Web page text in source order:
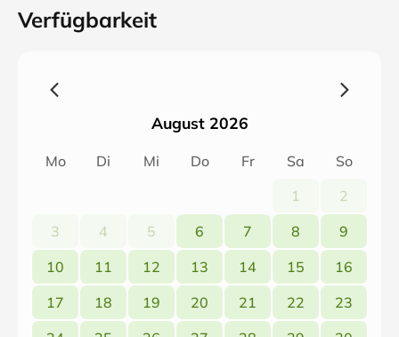
Verfügbarkeit
August 2026
Mo Di Mi Do Fr Sa
So
1
2
3
4 5 6 7 8
9
10
11 12 13 14 15
16
17
18 19 20 21 22
23